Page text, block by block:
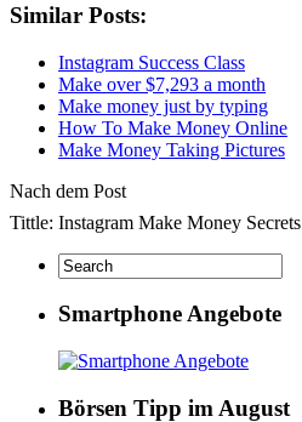
Similar Posts:
Instagram Success Class
Make over $7,293 a month
Make money just by typing
How To Make Money Online
Make Money Taking Pictures
Nach dem Post
Tittle: Instagram Make Money Secrets
Smartphone Angebote
Börsen Tipp im August